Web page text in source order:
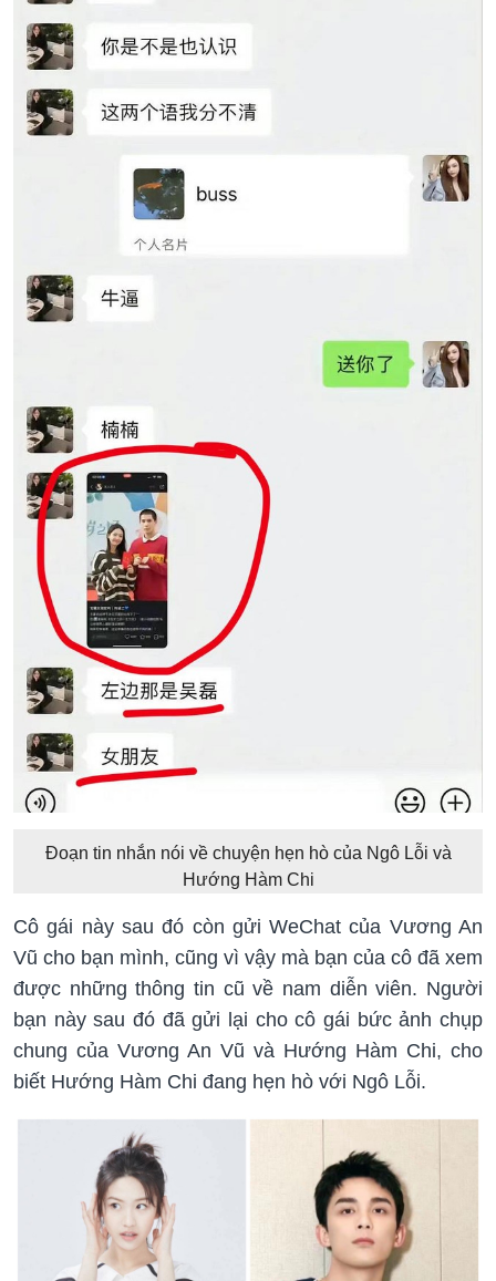
Đoạn tin nhắn nói về chuyện hẹn hò của Ngô Lỗi và
Hướng Hàm Chi
Cô gái này sau đó còn gửi WeChat của Vương An
Vũ cho bạn mình, cũng vì vậy mà bạn của cô đã xem
được những thông tin cũ về nam diễn viên. Người
bạn này sau đó đã gửi lại cho cô gái bức ảnh chụp
chung của Vương An Vũ và Hướng Hàm Chi, cho
biết Hướng Hàm Chi đang hẹn hò với Ngô Lỗi.